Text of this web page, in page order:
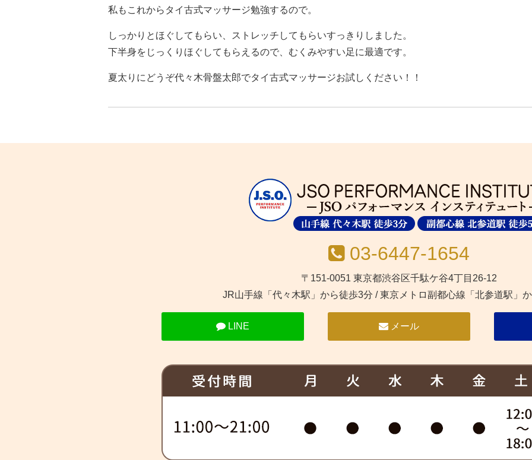
私もこれからタイ古式マッサージ勉強するので。
しっかりとほぐしてもらい、ストレッチしてもらいすっきりしました。
下半身をじっくりほぐしてもらえるので、むくみやすい足に最適です。
夏太りにどうぞ代々木骨盤太郎でタイ古式マッサージお試しください！！
03-6447-1654
〒151-0051 東京都渋谷区千駄ケ谷4丁目26-12
JR山手線「代々木駅」から徒歩3分 /東京メトロ副都心線「北参道駅」
LINE メール